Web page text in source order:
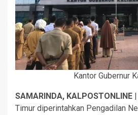
Kantor Gubernur
SAMARINDA, KALPOSTONLINE
Timur diperintahkan Pengadilan